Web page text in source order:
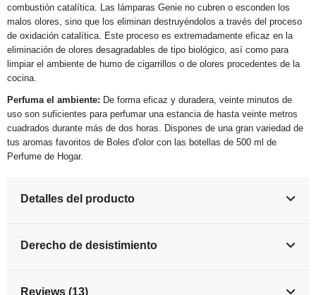
combustión catalítica. Las lámparas Genie no cubren o esconden los
malos olores, sino que los eliminan destruyéndolos a través del proceso
de oxidación catalítica. Este proceso es extremadamente eficaz en la
eliminación de olores desagradables de tipo biológico, así como para
limpiar el ambiente de humo de cigarrillos o de olores procedentes de la
cocina.
Perfuma el ambiente: De forma eficaz y duradera, veinte minutos de
uso son suficientes para perfumar una estancia de hasta veinte metros
cuadrados durante más de dos horas. Dispones de una gran variedad de
tus aromas favoritos de Boles d'olor con las botellas de 500 ml de
Perfume de Hogar.
Detalles del producto
Derecho de desistimiento
Reviews (13)